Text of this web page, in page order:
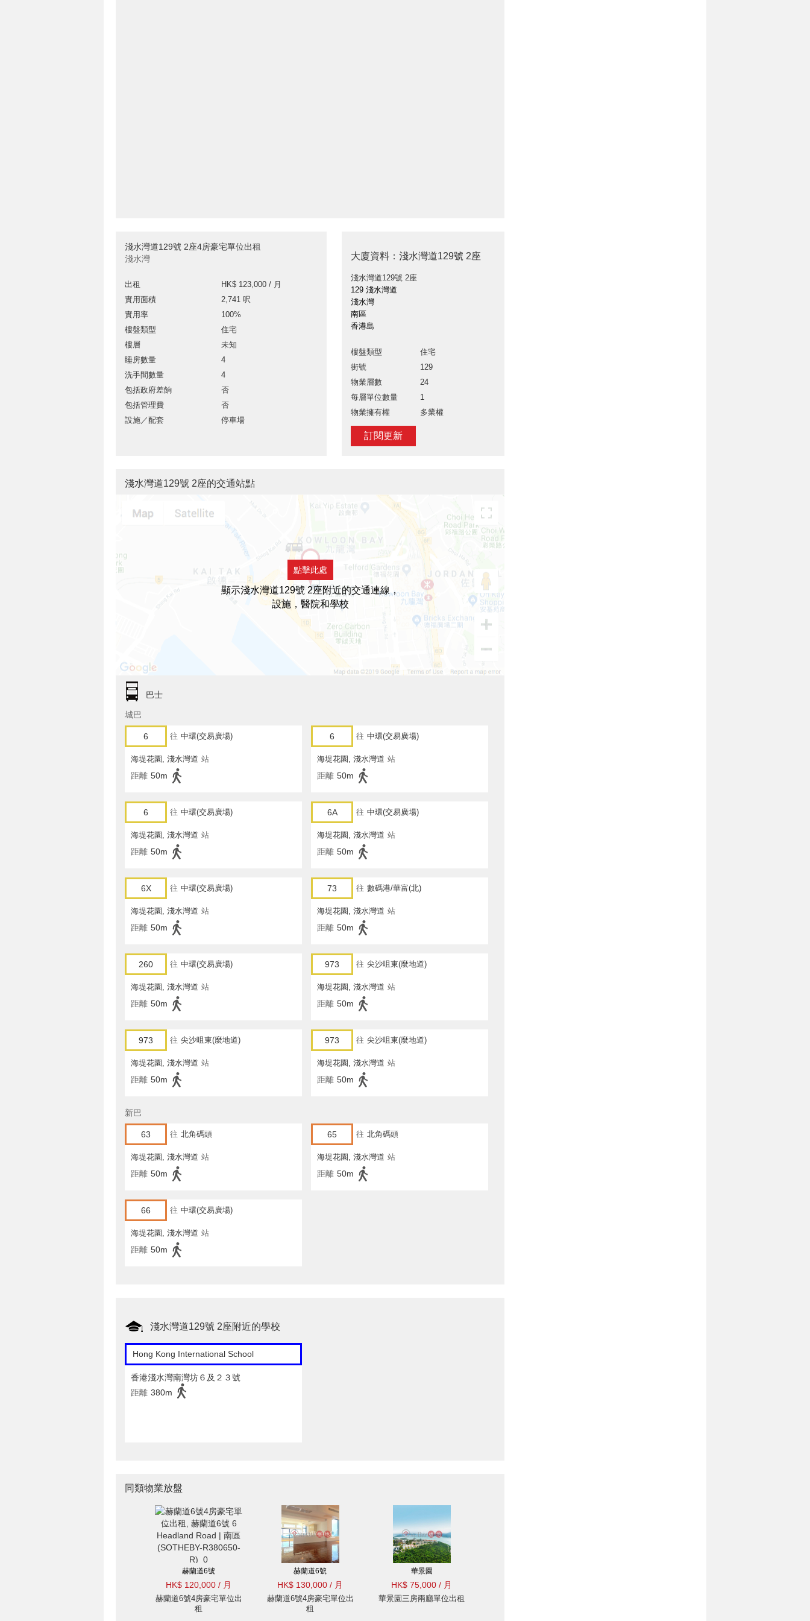
淺水灣道129號 2座4房豪宅單位出租
淺水灣
出租
HK$ 123,000 / 月
實用面積
2,741 呎
實用率
100%
樓盤類型
住宅
樓層
未知
睡房數量
4
洗手間數量
4
包括政府差餉
否
包括管理費
否
設施／配套
停車場
大廈資料：淺水灣道129號 2座
淺水灣道129號 2座
129 淺水灣道
淺水灣
南區
香港島
樓盤類型
住宅
街號
129
物業層數
24
每層單位數量
1
物業擁有權
多業權
訂閱更新
淺水灣道129號 2座的交通站點
點擊此處
顯示淺水灣道129號 2座附近的交通連線，
設施，醫院和學校
巴士
城巴
6 往 中環(交易廣場)
海堤花園, 淺水灣道 站
距離 50m
6 往 中環(交易廣場)
海堤花園, 淺水灣道 站
距離 50m
6 往 中環(交易廣場)
海堤花園, 淺水灣道 站
距離 50m
6A 往 中環(交易廣場)
海堤花園, 淺水灣道 站
距離 50m
6X 往 中環(交易廣場)
海堤花園, 淺水灣道 站
距離 50m
73 往 數碼港/華富(北)
海堤花園, 淺水灣道 站
距離 50m
260 往 中環(交易廣場)
海堤花園, 淺水灣道 站
距離 50m
973 往 尖沙咀東(麼地道)
海堤花園, 淺水灣道 站
距離 50m
973 往 尖沙咀東(麼地道)
海堤花園, 淺水灣道 站
距離 50m
973 往 尖沙咀東(麼地道)
海堤花園, 淺水灣道 站
距離 50m
新巴
63 往 北角碼頭
海堤花園, 淺水灣道 站
距離 50m
65 往 北角碼頭
海堤花園, 淺水灣道 站
距離 50m
66 往 中環(交易廣場)
海堤花園, 淺水灣道 站
距離 50m
淺水灣道129號 2座附近的學校
Hong Kong International School
香港淺水灣南灣坊６及２３號
距離 380m
同類物業放盤
赫蘭道6號
HK$ 120,000 / 月
赫蘭道6號4房豪宅單位出
租
赫蘭道6號
HK$ 130,000 / 月
赫蘭道6號4房豪宅單位出
租
華景園
HK$ 75,000 / 月
華景園三房兩廳單位出租